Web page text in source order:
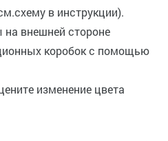
в инструкции).
на внешней стороне
коробок с помощью
изменение цвета